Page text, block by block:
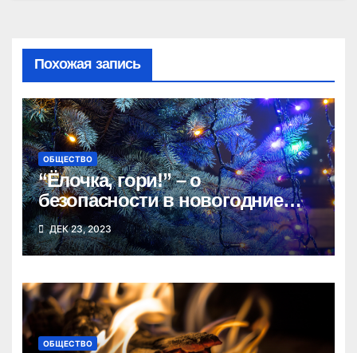
Похожая запись
ОБЩЕСТВО
“Ёлочка, гори!” – о
безопасности в новогодние
праздники напомнили жителям
Татарского района
ДЕК 23, 2023
ОБЩЕСТВО